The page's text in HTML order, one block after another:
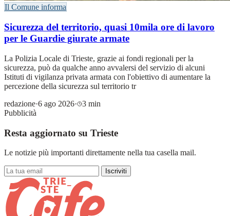
Il Comune informa
Sicurezza del territorio, quasi 10mila ore di lavoro
per le Guardie giurate armate
La Polizia Locale di Trieste, grazie ai fondi regionali per la
sicurezza, può da qualche anno avvalersi del servizio di alcuni
Istituti di vigilanza privata armata con l'obiettivo di aumentare la
percezione della sicurezza sul territorio tr
redazione·6 ago 2026·
3 min
Pubblicità
Resta aggiornato su Trieste
Le notizie più importanti direttamente nella tua casella mail.
Iscriviti